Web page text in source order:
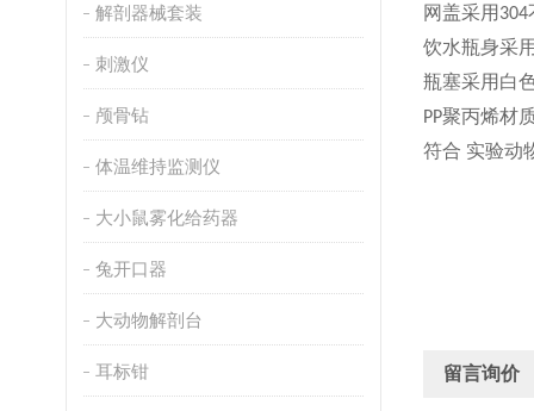
解剖器械套装
刺激仪
颅骨钻
体温维持监测仪
大小鼠雾化给药器
兔开口器
大动物解剖台
耳标钳
网盖采用 304
饮水瓶身采
瓶塞采用白
PP聚丙烯材
符合 实验动
留言询价